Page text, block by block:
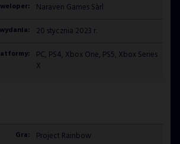
Naraven Games Sàrl
20 stycznia 2023 r.
PC, PS4, Xbox One, PS5, Xbox Series
X
Project Rainbow